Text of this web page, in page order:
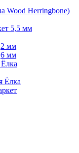
Wood Herringbone)
5,5 мм
мм
мм
Ёлка